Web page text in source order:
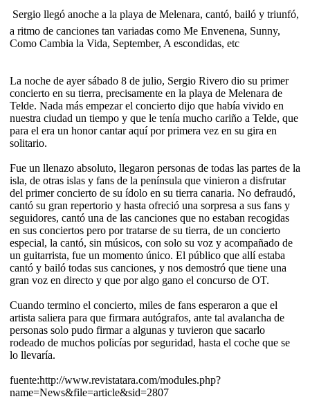
 Sergio llegó anoche a la playa de Melenara, cantó, bailó y triunfó,
a ritmo de canciones tan variadas como Me Envenena, Sunny,
Como Cambia la Vida, September, A escondidas, etc
La noche de ayer sábado 8 de julio, Sergio Rivero dio su primer
concierto en su tierra, precisamente en la playa de Melenara de
Telde. Nada más empezar el concierto dijo que había vivido en
nuestra ciudad un tiempo y que le tenía mucho cariño a Telde, que
para el era un honor cantar aquí por primera vez en su gira en
solitario.
Fue un llenazo absoluto, llegaron personas de todas las partes de la
isla, de otras islas y fans de la península que vinieron a disfrutar
del primer concierto de su ídolo en su tierra canaria. No defraudó,
cantó su gran repertorio y hasta ofreció una sorpresa a sus fans y
seguidores, cantó una de las canciones que no estaban recogidas
en sus conciertos pero por tratarse de su tierra, de un concierto
especial, la cantó, sin músicos, con solo su voz y acompañado de
un guitarrista, fue un momento único. El público que allí estaba
cantó y bailó todas sus canciones, y nos demostró que tiene una
gran voz en directo y que por algo gano el concurso de OT.
Cuando termino el concierto, miles de fans esperaron a que el
artista saliera para que firmara autógrafos, ante tal avalancha de
personas solo pudo firmar a algunas y tuvieron que sacarlo
rodeado de muchos policías por seguridad, hasta el coche que se
lo llevaría.
fuente:http://www.revistatara.com/modules.php?
name=News&file=article&sid=2807